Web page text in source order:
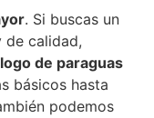
. Si buscas un
de calidad,
de paraguas
básicos hasta
podemos